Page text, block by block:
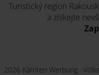
Turistický region
a získejte
2026 Kärnten Werbung ·